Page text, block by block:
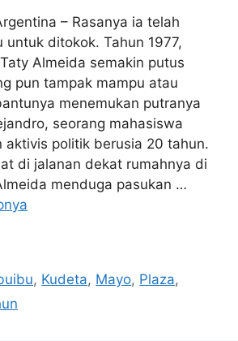
– Rasanya ia telah
untuk ditokok. Tahun 1977,
Almeida semakin putus
pun tampak mampu atau
menemukan putranya
seorang mahasiswa
aktivis politik berusia 20 tahun.
di jalanan dekat rumahnya di
menduga pasukan …
, Kudeta, Mayo, Plaza,